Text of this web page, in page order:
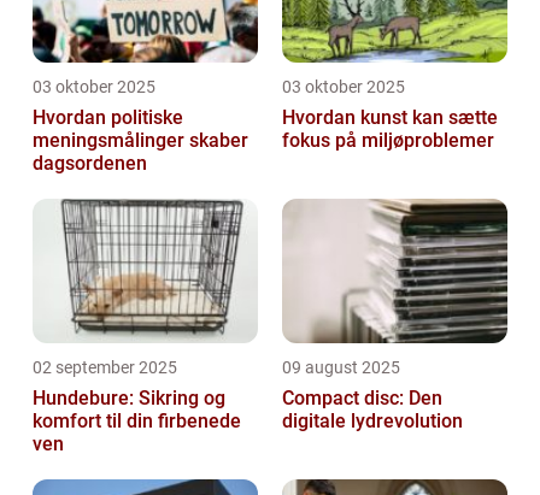
03 oktober 2025
Hvordan politiske
meningsmålinger skaber
dagsordenen
03 oktober 2025
Hvordan kunst kan sætte
fokus på miljøproblemer
02 september 2025
Hundebure: Sikring og
komfort til din firbenede
ven
09 august 2025
Compact disc: Den
digitale lydrevolution